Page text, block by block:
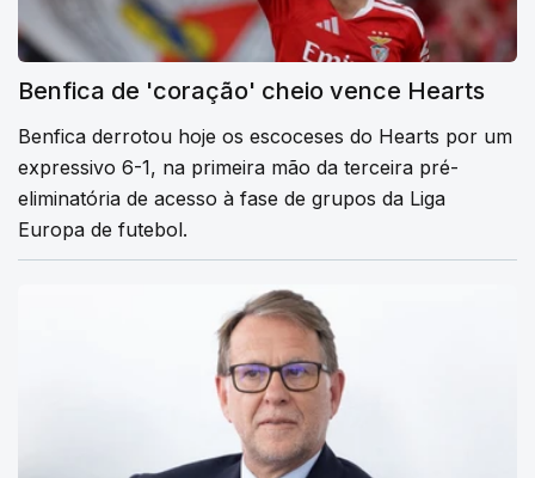
Benfica de 'coração' cheio vence Hearts
Benfica derrotou hoje os escoceses do Hearts por um
expressivo 6-1, na primeira mão da terceira pré-
eliminatória de acesso à fase de grupos da Liga
Europa de futebol.